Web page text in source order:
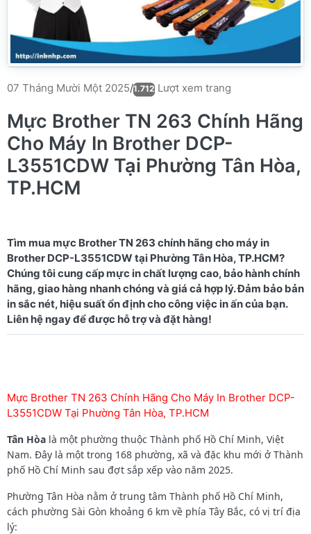
07 Tháng Mười Một 2025/1.712 Lượt xem trang
Mực Brother TN 263 Chính Hãng
Cho Máy In Brother DCP-
L3551CDW Tại Phường Tân Hòa,
TP.HCM
Tìm mua mực Brother TN 263 chính hãng cho máy in
Brother DCP-L3551CDW tại Phường Tân Hòa, TP.HCM?
Chúng tôi cung cấp mực in chất lượng cao, bảo hành chính
hãng, giao hàng nhanh chóng và giá cả hợp lý. Đảm bảo bản
in sắc nét, hiệu suất ổn định cho công việc in ấn của bạn.
Mực Brother TN 263 Chính Hãng Cho Máy In Brother DCP-
L3551CDW Tại Phường Tân Hòa, TP.HCM
Tân Hòa là một phường thuộc Thành phố Hồ Chí Minh, Việt
Nam. Đây là một trong 168 phường, xã và đặc khu mới ở Thành
phố Hồ Chí Minh sau đợt sắp xếp vào năm 2025.
Phường Tân Hòa nằm ở trung tâm Thành phố Hồ Chí Minh,
cách phường Sài Gòn khoảng 6 km về phía Tây Bắc, có vị trí địa
lý: